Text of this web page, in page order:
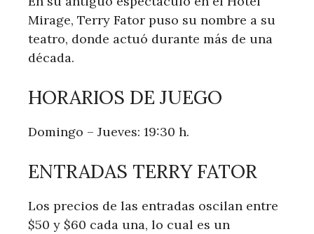
Mirage, Terry Fator puso su nombre a su
teatro, donde actuó durante más de una
década.
HORARIOS DE JUEGO
Domingo – Jueves: 19:30 h.
ENTRADAS TERRY FATOR
Los precios de las entradas oscilan entre
$50 y $60 cada una, lo cual es un